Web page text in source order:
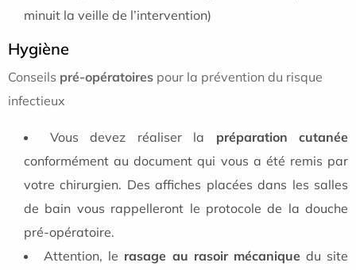
minuit la veille de l’intervention)
Hygiène
Conseils pré-opératoires pour la prévention du risque
infectieux
Vous devez réaliser la préparation cutanée
conformément au document qui vous a été remis par
votre chirurgien. Des affiches placées dans les salles
de bain vous rappelleront le protocole de la douche
pré-opératoire.
Attention, le rasage au rasoir mécanique du site